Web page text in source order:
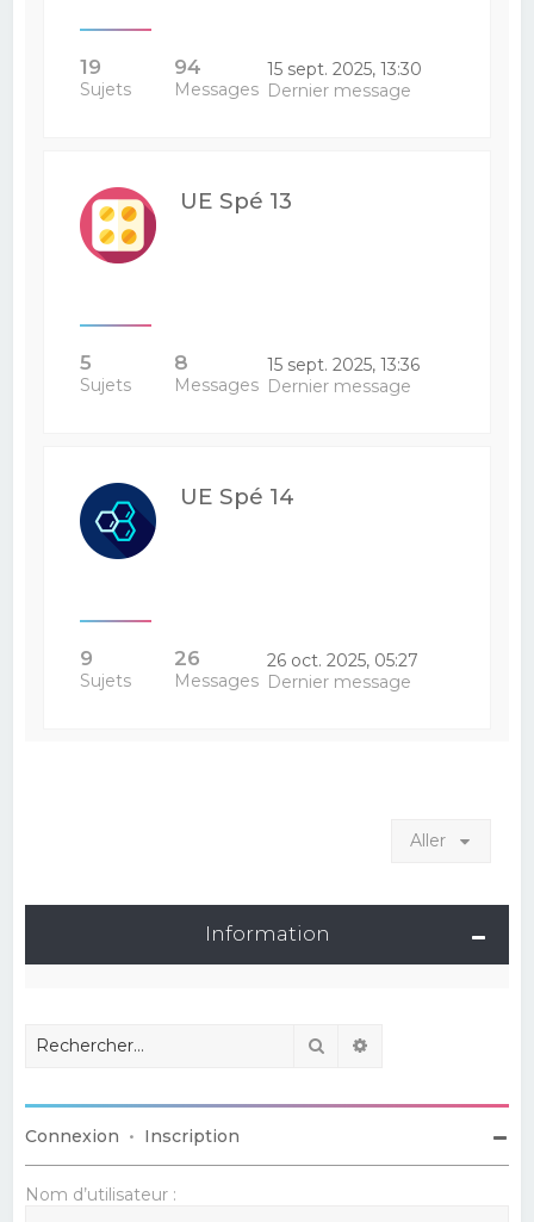
19
Sujets
94
Messages
15 sept. 2025, 13:30
Dernier message
UE Spé 13
5
Sujets
8
Messages
15 sept. 2025, 13:36
Dernier message
UE Spé 14
9
Sujets
26
Messages
26 oct. 2025, 05:27
Dernier message
Aller
Information
Rechercher
Connexion • Inscription
Nom d’utilisateur :